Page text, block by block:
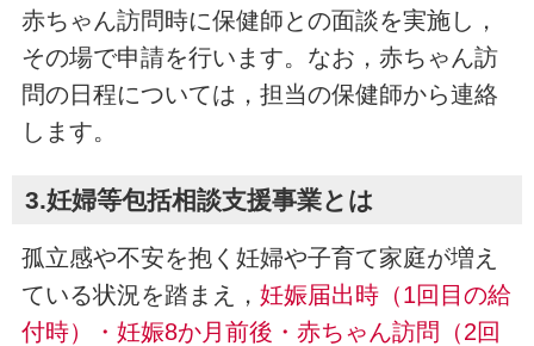
赤ちゃん訪問時に保健師との面談を実施し，
その場で申請を行います。なお，赤ちゃん訪
問の日程については，担当の保健師から連絡
します。
3.妊婦等包括相談支援事業とは
孤立感や不安を抱く妊婦や子育て家庭が増え
ている状況を踏まえ， 妊娠届出時（1回目の給
付時）・妊娠8か月前後・赤ちゃん訪問（2回